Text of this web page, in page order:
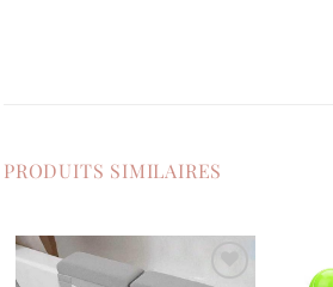
PRODUITS SIMILAIRES